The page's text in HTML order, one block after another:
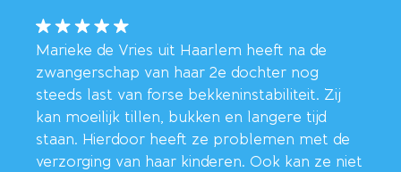
Marieke de Vries uit Haarlem heeft na de
zwangerschap van haar 2e dochter nog
steeds last van forse bekkeninstabiliteit. Zij
kan moeilijk tillen, bukken en langere tijd
staan. Hierdoor heeft ze problemen met de
verzorging van haar kinderen. Ook kan ze niet